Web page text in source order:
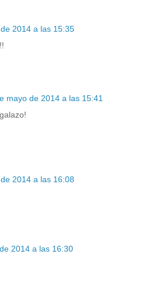
2014 a las 15:35
mayo de 2014 a las 15:41
2014 a las 16:08
2014 a las 16:30